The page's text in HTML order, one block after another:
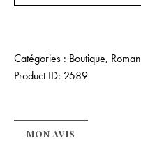
Catégories : Boutique, Roman
Product ID: 2589
MON AVIS